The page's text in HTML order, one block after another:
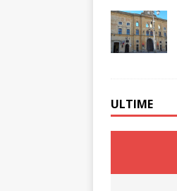
ULTIME